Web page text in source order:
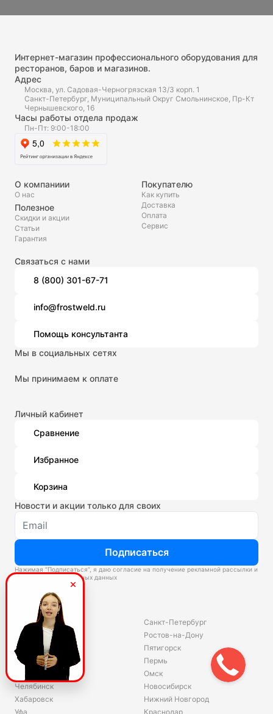
Интернет-магазин профессионального оборудования для
ресторанов, баров и магазинов.
Адрес
Москва, ул. Садовая-Черногрязская 13/3 корп. 1
Санкт-Петербург, Муниципальный Округ Смольнинское, Пр-Кт
Чернышевского, 16
Часы работы отдела продаж
Пн-Пт: 9:00-18:00
О компаниии
О нас
Полезное
Скидки и акции
Статьи
Гарантия
Покупателю
Как купить
Доставка
Оплата
Сервис
Связаться с нами
8 (800) 301-67-71
info@frostweld.ru
Помощь консультанта
Мы в социальных сетях
Мы принимаем к оплате
Личный кабинет
Сравнение
Избранное
Корзина
Новости и акции только для своих
Подписаться
Нажимая “Подписаться”, я даю согласие на получение рекламной рассылки и
обработку персональных данных
Склады
Владивосток
Екатеринбург
Красноярск
Волгоград
Ярославль
Челябинск
Хабаровск
Уфа
Санкт-Петербург
Ростов-на-Дону
Пятигорск
Пермь
Омск
Новосибирск
Нижний Новгород
Краснодар